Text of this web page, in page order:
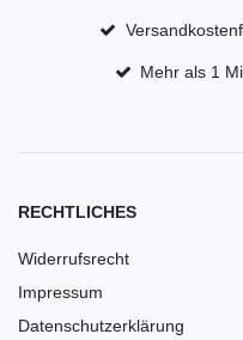
Mehr als 1
RECHTLICHES
Widerrufsrecht
Impressum
Datenschutzerklärung